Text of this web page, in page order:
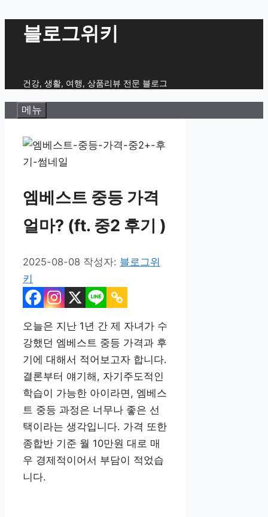
블로그위키
건강, 생활, 여행, 상품리뷰 전문 블로그
메뉴
엠베스트 중등 가격
얼마? (ft. 중2 후기 )
2025-08-08 작성자: 블로그위
키
오늘은 지난 1년 간 제 자녀가 수
강했던 엠베스트 중등 가격과 후
기에 대해서 적어보고자 합니다.
결론부터 얘기해, 자기주도적인
학습이 가능한 아이라면, 엠베스
트 중등 과정은 너무나 좋은 선
택이라는 생각입니다. 가격 또한
종합반 기준 월 10만원 대로 매
우 경제적이어서 부담이 적었습
니다.